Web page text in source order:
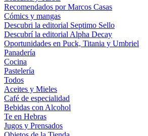
Recomendados por Marcos Casas
Cómics y mangas
Descubri la editorial Septimo Sello
Descubrí la editorial Alpha Decay
Oportunidades en Puck, Titania y Umbriel
Panadería
Cocina
Pastelería
Todos
Aceites y Mieles
Café de especialidad
Bebidas con Alcohol
Te en Hebras
Jugos y Prensados